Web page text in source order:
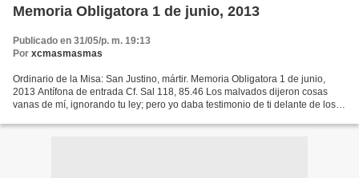
Memoria Obligatora 1 de junio, 2013
Publicado en 31/05/p. m. 19:13
Por xcmasmasmas
Ordinario de la Misa: San Justino, mártir. Memoria Obligatora 1 de junio,
2013 Antífona de entrada Cf. Sal 118, 85.46 Los malvados dijeron cosas
vanas de mí, ignorando tu ley; pero yo daba testimonio de ti delante de los